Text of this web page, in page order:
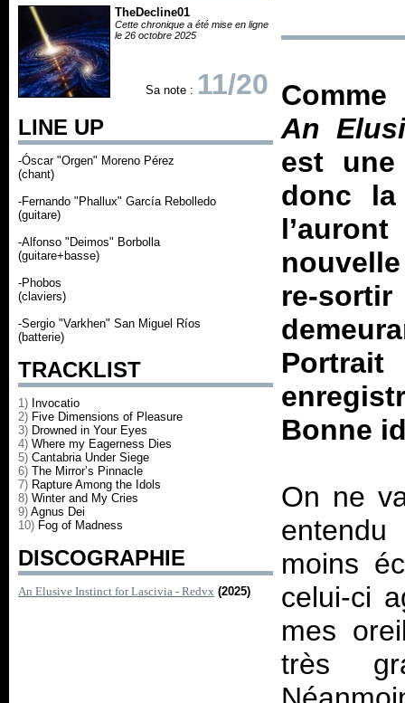
TheDecline01
Cette chronique a été mise en ligne
le 26 octobre 2025
Sa note : 11/20
LINE UP
-Óscar "Orgen" Moreno Pérez
(chant)
-Fernando "Phallux" García Rebolledo
(guitare)
-Alfonso "Deimos" Borbolla
(guitare+basse)
-Phobos
(claviers)
-Sergio "Varkhen" San Miguel Ríos
(batterie)
TRACKLIST
1) Invocatio
2) Five Dimensions of Pleasure
3) Drowned in Your Eyes
4) Where my Eagerness Dies
5) Cantabria Under Siege
6) The Mirror’s Pinnacle
7) Rapture Among the Idols
8) Winter and My Cries
9) Agnus Dei
10) Fog of Madness
DISCOGRAPHIE
An Elusive Instinct for Lascivia - Redvx (2025)
An
est
donc
re-
Bonne
On ne
moins
celui-ci
mes
très